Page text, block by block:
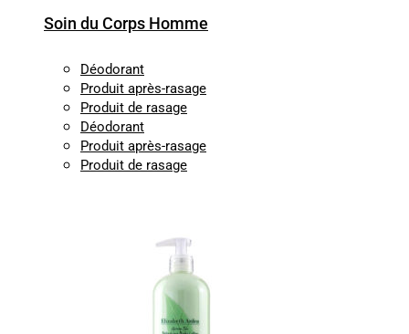
Soin du Corps Homme
Déodorant
Produit après-rasage
Produit de rasage
Déodorant
Produit après-rasage
Produit de rasage